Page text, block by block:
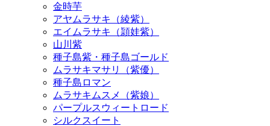
金時芋
アヤムラサキ（綾紫）
エイムラサキ（頴娃紫）
山川紫
種子島紫・種子島ゴールド
ムラサキマサリ（紫優）
種子島ロマン
ムラサキムスメ（紫娘）
パープルスウィートロード
シルクスイート